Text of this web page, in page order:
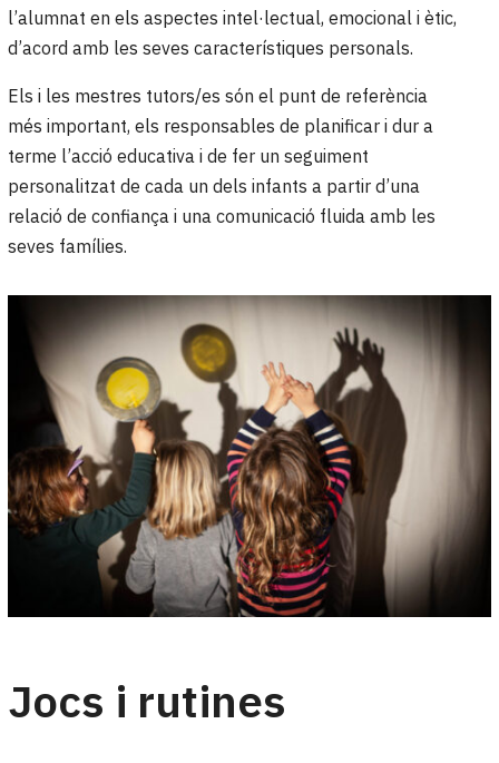
l’alumnat en els aspectes intel·lectual, emocional i ètic,
d’acord amb les seves característiques personals.
Els i les mestres tutors/es són el punt de referència
més important, els responsables de planificar i dur a
terme l’acció educativa i de fer un seguiment
personalitzat de cada un dels infants a partir d’una
relació de confiança i una comunicació fluida amb les
seves famílies.
Jocs i rutines